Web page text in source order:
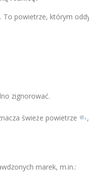
powietrze, którym
zignorować.
świeże powietrze
marek, m.in.: